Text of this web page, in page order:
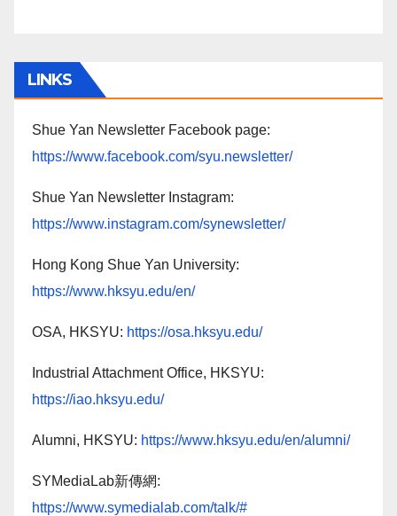
LINKS
Shue Yan Newsletter Facebook page:
https://www.facebook.com/syu.newsletter/
Shue Yan Newsletter Instagram:
https://www.instagram.com/synewsletter/
Hong Kong Shue Yan University:
https://www.hksyu.edu/en/
OSA, HKSYU: https://osa.hksyu.edu/
Industrial Attachment Office, HKSYU:
https://iao.hksyu.edu/
Alumni, HKSYU: https://www.hksyu.edu/en/alumni/
SYMediaLab新傳網:
https://www.symedialab.com/talk/#